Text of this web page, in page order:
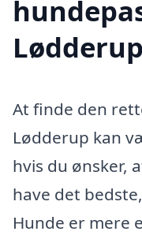
At finde den
Lødderup kan
hvis du ønsker,
have det
Hunde er mere